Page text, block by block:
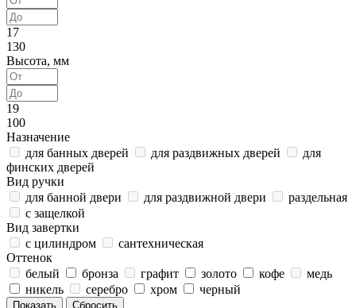
17
130
Высота, мм
19
100
Назначение
для банных дверей
для раздвижных дверей
для
финских дверей
Вид ручки
для банной двери
для раздвижной двери
раздельная
с защелкой
Вид завертки
с цилиндром
сантехническая
Оттенок
белый
бронза графит золото кофе
медь
никель
серебро хром черный